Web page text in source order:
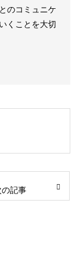
のコミュニケ
くことを大切
の記事